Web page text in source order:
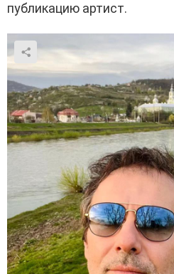
публикацию артист.